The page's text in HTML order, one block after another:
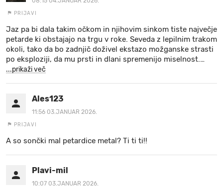
PRIJAVI
Jaz pa bi dala takim očkom in njihovim sinkom tiste največje
petarde ki obstajajo na trgu v roke. Seveda z lepilnim trakom
okoli, tako da bo zadnjič doživel ekstazo možganske strasti
po eksploziji, da mu prsti in dlani spremenijo miselnost.…
...prikaži več
Ales123
11:56 03.JANUAR 2026.
PRIJAVI
A so sončki mal petardice metal? Ti ti ti!!
Plavi-mil
10:07 03.JANUAR 2026.